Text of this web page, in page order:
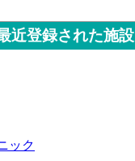
近登録された施設
ック